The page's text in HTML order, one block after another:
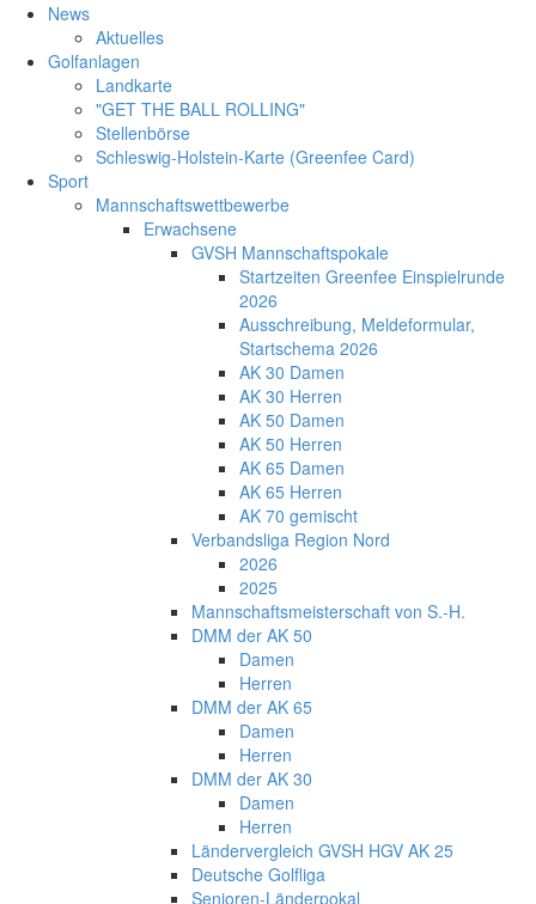
News
Aktuelles
Golfanlagen
Landkarte
"GET THE BALL ROLLING"
Stellenbörse
Schleswig-Holstein-Karte (Greenfee Card)
Sport
Mannschaftswettbewerbe
Erwachsene
GVSH Mannschaftspokale
Startzeiten Greenfee Einspielrunde
2026
Ausschreibung, Meldeformular,
Startschema 2026
AK 30 Damen
AK 30 Herren
AK 50 Damen
AK 50 Herren
AK 65 Damen
AK 65 Herren
AK 70 gemischt
Verbandsliga Region Nord
2026
2025
Mannschaftsmeisterschaft von S.-H.
DMM der AK 50
Damen
Herren
DMM der AK 65
Damen
Herren
DMM der AK 30
Damen
Herren
Ländervergleich GVSH HGV AK 25
Deutsche Golfliga
Senioren-Länderpokal